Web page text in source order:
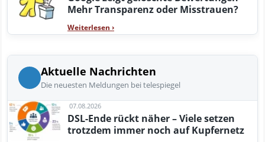
Mehr Transparenz oder Misstrauen?
Weiterlesen ›
Aktuelle Nachrichten
Die neuesten Meldungen bei telespiegel
07.08.2026
DSL-Ende rückt näher – Viele setzen
trotzdem immer noch auf Kupfernetz